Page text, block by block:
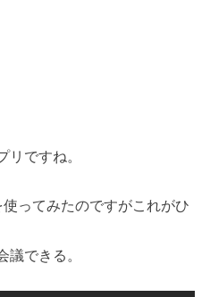
リですね。
ってみたのですがこれがひ
議できる。